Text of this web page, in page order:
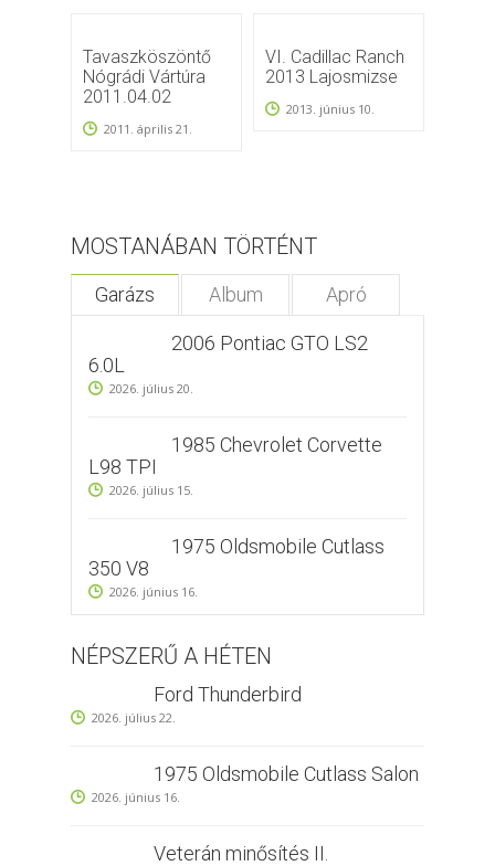
Tavaszköszöntő
Nógrádi Vártúra
2011.04.02
2011. április 21.
VI. Cadillac Ranch
2013 Lajosmizse
2013. június 10.
MOSTANÁBAN TÖRTÉNT
Garázs Album Apró
2006 Pontiac GTO LS2
6.0L
2026. július 20.
1985 Chevrolet Corvette
L98 TPI
2026. július 15.
1975 Oldsmobile Cutlass
350 V8
2026. június 16.
NÉPSZERŰ A HÉTEN
Ford Thunderbird
2026. július 22.
1975 Oldsmobile Cutlass Salon
2026. június 16.
Veterán minősítés II.